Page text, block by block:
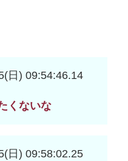
日) 09:54:46.14
くないな
日) 09:58:02.25